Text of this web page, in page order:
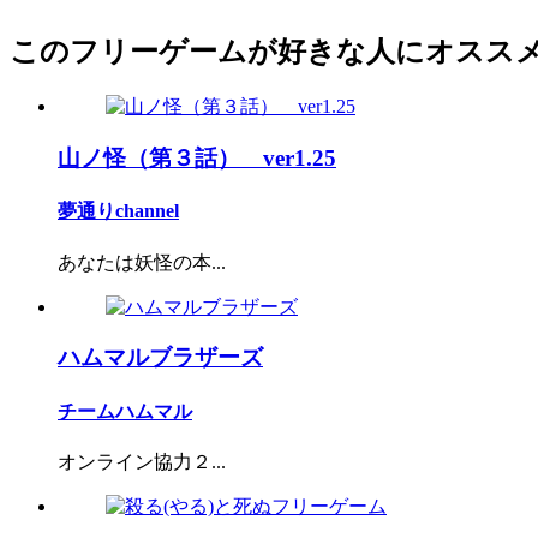
このフリーゲームが好きな人にオスス
山ノ怪（第３話） ver1.25
夢通りchannel
あなたは妖怪の本...
ハムマルブラザーズ
チームハムマル
オンライン協力２...